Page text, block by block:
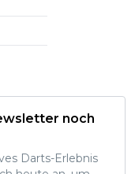
noch
Darts-Erlebnis